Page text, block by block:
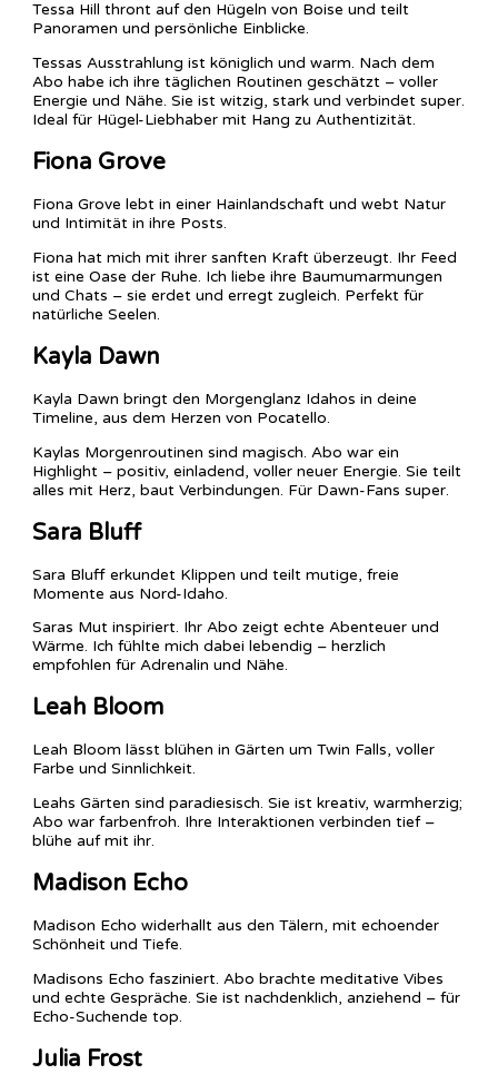
Tessa Hill thront auf den Hügeln von Boise und teilt
Panoramen und persönliche Einblicke.
Tessas Ausstrahlung ist königlich und warm. Nach dem
Abo habe ich ihre täglichen Routinen geschätzt – voller
Energie und Nähe. Sie ist witzig, stark und verbindet super.
Ideal für Hügel-Liebhaber mit Hang zu Authentizität.
Fiona Grove
Fiona Grove lebt in einer Hainlandschaft und webt Natur
und Intimität in ihre Posts.
Fiona hat mich mit ihrer sanften Kraft überzeugt. Ihr Feed
ist eine Oase der Ruhe. Ich liebe ihre Baumumarmungen
und Chats – sie erdet und erregt zugleich. Perfekt für
natürliche Seelen.
Kayla Dawn
Kayla Dawn bringt den Morgenglanz Idahos in deine
Timeline, aus dem Herzen von Pocatello.
Kaylas Morgenroutinen sind magisch. Abo war ein
Highlight – positiv, einladend, voller neuer Energie. Sie teilt
alles mit Herz, baut Verbindungen. Für Dawn-Fans super.
Sara Bluff
Sara Bluff erkundet Klippen und teilt mutige, freie
Momente aus Nord-Idaho.
Saras Mut inspiriert. Ihr Abo zeigt echte Abenteuer und
Wärme. Ich fühlte mich dabei lebendig – herzlich
empfohlen für Adrenalin und Nähe.
Leah Bloom
Leah Bloom lässt blühen in Gärten um Twin Falls, voller
Farbe und Sinnlichkeit.
Leahs Gärten sind paradiesisch. Sie ist kreativ, warmherzig;
Abo war farbenfroh. Ihre Interaktionen verbinden tief –
blühe auf mit ihr.
Madison Echo
Madison Echo widerhallt aus den Tälern, mit echoender
Schönheit und Tiefe.
Madisons Echo fasziniert. Abo brachte meditative Vibes
und echte Gespräche. Sie ist nachdenklich, anziehend – für
Echo-Suchende top.
Julia Frost